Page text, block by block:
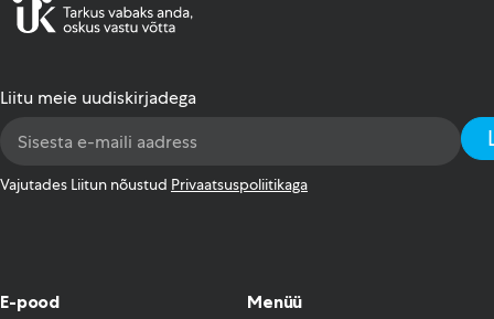
Liitu meie uudiskirjadega
Address
Vajutades Liitun nõustud Privaatsuspoliitikaga
E-pood Menüü